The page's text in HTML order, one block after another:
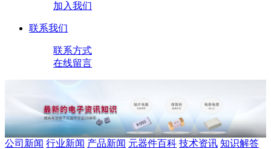
加入我们
联系我们
联系方式
在线留言
公司新闻 行业新闻 产品新闻 元器件百科 技术资讯 知识解答